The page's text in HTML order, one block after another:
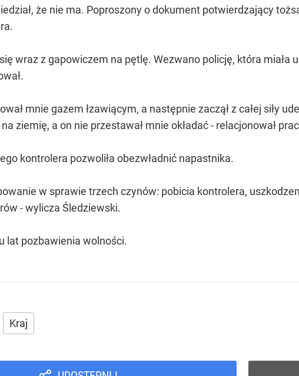
że nie ma. Poproszony o dokument potwierdzający
wraz z gapowiczem na pętlę. Wezwano policję, która miała
mnie gazem łzawiącym, a następnie zaczął z całej siły
ziemię, a on nie przestawał mnie okładać - relacjonował
kontrolera pozwoliła obezwładnić napastnika.
w sprawie trzech czynów: pobicia kontrolera,
- wylicza Śledziewski.
lat pozbawienia wolności.
Kraj